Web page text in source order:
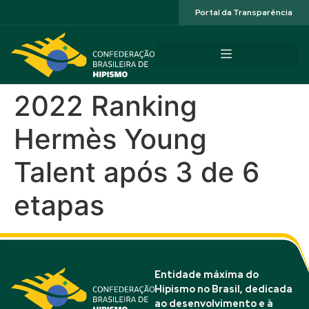
Portal da Transparência
2022 Ranking
Hermès Young
Talent após 3 de 6
etapas
Entidade máxima do
Hipismo no Brasil, dedicada
ao desenvolvimento e à